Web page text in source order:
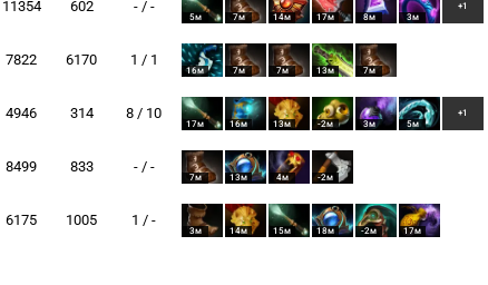
11354 602 - / -
5м 7м 14м 17м 8м 3м
+1
7822 6170 1 / 1
16м 7м 7м 13м 7м
4946 314 8 / 10
17м 16м 13м -2м 3м 5м
+1
8499 833 - / -
7м 13м 4м -2м
6175 1005 1 / -
3м 14м 15м 18м -2м 17м